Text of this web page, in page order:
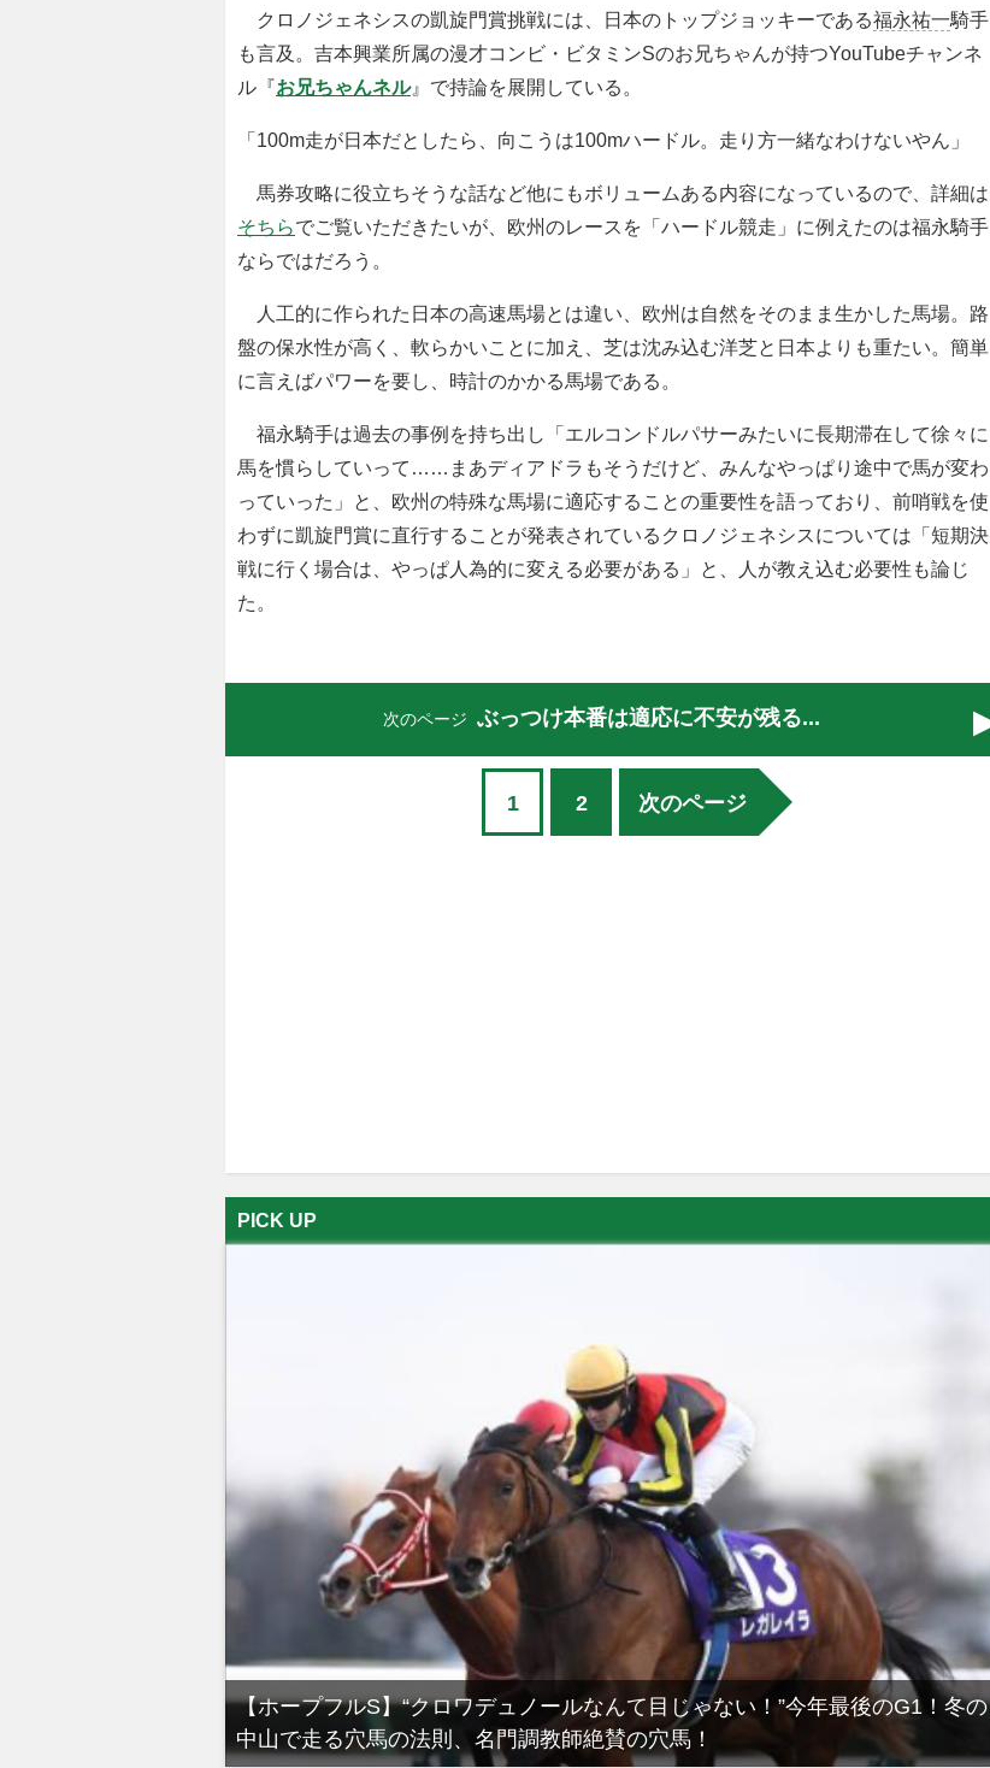
クロノジェネシスの凱旋門賞挑戦には、日本のトップジョッキーである福永祐一騎手
も言及。吉本興業所属の漫才コンビ・ビタミンSのお兄ちゃんが持つYouTubeチャンネ
ル『お兄ちゃんネル』で持論を展開している。
「100m走が日本だとしたら、向こうは100mハードル。走り方一緒なわけないやん」
馬券攻略に役立ちそうな話など他にもボリュームある内容になっているので、詳細は
そちらでご覧いただきたいが、欧州のレースを「ハードル競走」に例えたのは福永騎手
ならではだろう。
人工的に作られた日本の高速馬場とは違い、欧州は自然をそのまま生かした馬場。路
盤の保水性が高く、軟らかいことに加え、芝は沈み込む洋芝と日本よりも重たい。簡単
に言えばパワーを要し、時計のかかる馬場である。
福永騎手は過去の事例を持ち出し「エルコンドルパサーみたいに長期滞在して徐々に
馬を慣らしていって……まあディアドラもそうだけど、みんなやっぱり途中で馬が変わ
っていった」と、欧州の特殊な馬場に適応することの重要性を語っており、前哨戦を使
わずに凱旋門賞に直行することが発表されているクロノジェネシスについては「短期決
戦に行く場合は、やっぱ人為的に変える必要がある」と、人が教え込む必要性も論じ
た。
次のページ ぶっつけ本番は適応に不安が残る...
1 2 次のページ
PICK UP
【ホープフルS】“クロワデュノールなんて目じゃない！”今年最後のG1！冬の
中山で走る穴馬の法則、名門調教師絶賛の穴馬！